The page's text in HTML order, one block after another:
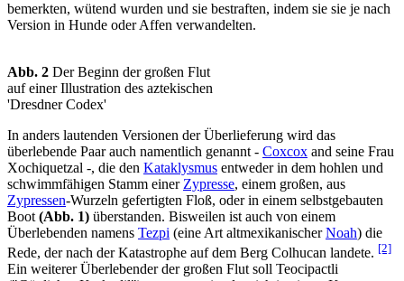
bemerkten, wütend wurden und sie bestraften, indem sie sie je nach
Version in Hunde oder Affen verwandelten.
Abb. 2 Der Beginn der großen Flut
auf einer Illustration des aztekischen
'Dresdner Codex'
In anders lautenden Versionen der Überlieferung wird das
überlebende Paar auch namentlich genannt - Coxcox and seine Frau
Xochiquetzal -, die den Kataklysmus entweder in dem hohlen und
schwimmfähigen Stamm einer Zypresse, einem großen, aus
Zypressen-Wurzeln gefertigten Floß, oder in einem selbstgebauten
Boot (Abb. 1) überstanden. Bisweilen ist auch von einem
Überlebenden namens Tezpi (eine Art altmexikanischerNoah) die
Rede, der nach der Katastrophe auf dem Berg Colhucan landete. [2]
Ein weiterer Überlebender der großen Flut soll Teocipactli